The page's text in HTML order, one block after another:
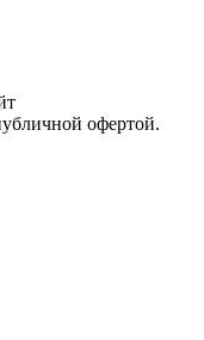
офертой.